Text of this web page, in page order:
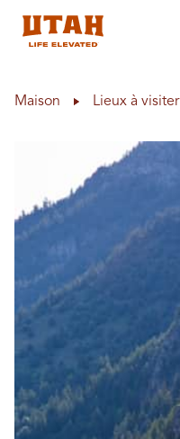
Maison Lieux à visiter